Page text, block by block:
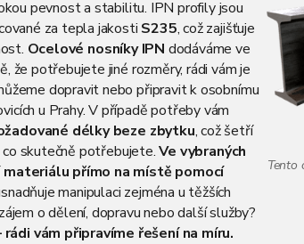
pevnost a stabilitu. IPN profily jsou
za tepla jakosti S235, což zajišťuje
Ocelové nosníky IPN dodáváme ve
že potřebujete jiné rozměry, rádi vám je
dopravit nebo připravit k osobnímu
u Prahy. V případě potřeby vám
délky beze zbytku, což šetří
skutečně potřebujete.Ve vybraných
materiálu přímo na místě pomocí
manipulaci zejména u těžších
o dělení, dopravu nebo další služby?
vám připravíme řešení na míru.